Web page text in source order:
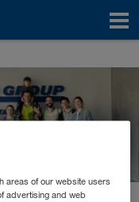
areas of our website users
advertising and web